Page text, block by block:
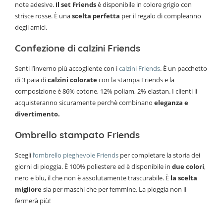
note adesive. Il set Friendsè disponibile in colore grigio con
strisce rosse. È unascelta perfetta per il regalo di compleanno
degli amici.
Confezione di calzini Friends
Senti l’inverno più accogliente con icalzini Friends. È un pacchetto
di 3 paia dicalzini coloratecon la stampa Friends e la
composizione è 86% cotone, 12% poliam, 2% elastan. I clienti li
acquisteranno sicuramente perchè combinano eleganza e
divertimento.
Ombrello stampato Friends
Scegli l’ombrello pieghevole Friends per completare la storia dei
giorni di pioggia. È 100% poliestere ed è disponibile in due colori,
nero e blu, il che non è assolutamente trascurabile. È la scelta
miglioresia per maschi che per femmine. La pioggia non li
fermerà più!